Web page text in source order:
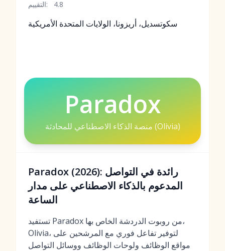
التقييم: 4.8
سكوتسديل، أريزونا، الولايات المتحدة الأمريكية
Paradox
منصة الذكاء الاصطناعي للمحادثة (Olivia)
Paradox (2026): رائدة في التواصل
المدعوم بالذكاء الاصطناعي على مدار
الساعة
تستفيد Paradox من روبوت الدردشة الخاص بها،
Olivia، لتوفير تفاعل فوري مع المرشحين على
مواقع الوظائف ولوحات الوظائف ووسائل التواصل